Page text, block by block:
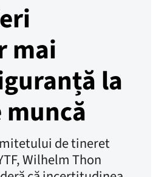
mai
la
de tineret
Wilhelm Thon